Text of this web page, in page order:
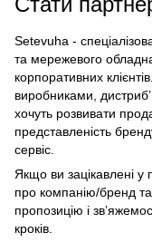
Setevuha -
та мережевого
корпоративних
виробниками,
хочуть розвивати
представленість
сервіс.
Якщо ви зацікавлені у
про компанію/бренд
пропозицію і
кроків.